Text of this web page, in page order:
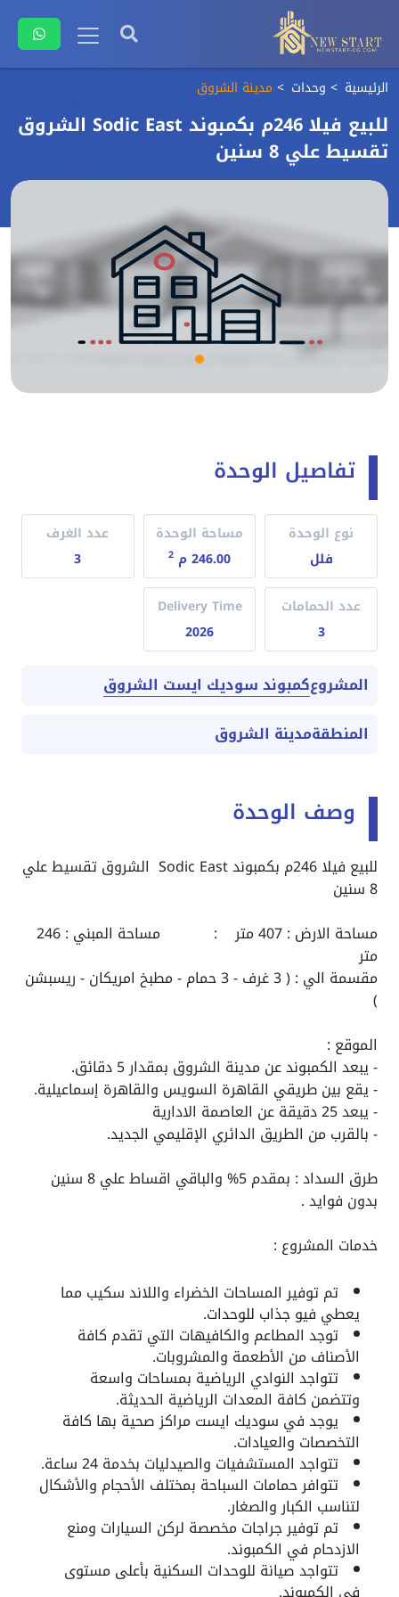
الرئيسية وحدات مدينة الشروق
للبيع فيلا 246م بكمبوند Sodic East الشروق
تقسيط علي 8 سنين
تفاصيل الوحدة
نوع الوحدة
فلل
مساحة الوحدة
246.00 م
2
عدد الغرف
3
عدد الحمامات
3
Delivery Time
2026
المشروعكمبوند سوديك ايست الشروق
المنطقةمدينة الشروق
وصف الوحدة
للبيع فيلا 246م بكمبوند Sodic East الشروق تقسيط علي
8 سنين
مساحة الارض : 407 متر : مساحة المبني : 246
متر
مقسمة الي : ( 3 غرف - 3 حمام - مطبخ امريكان - ريسبشن
)
الموقع :
- يبعد الكمبوند عن مدينة الشروق بمقدار 5 دقائق.
- يقع بين طريقي القاهرة السويس والقاهرة إسماعيلية.
- يبعد 25 دقيقة عن العاصمة الادارية
- بالقرب من الطريق الدائري الإقليمي الجديد.
طرق السداد : بمقدم 5% والباقي اقساط علي 8 سنين
بدون فوايد .
خدمات المشروع :
تم توفير المساحات الخضراء واللاند سكيب مما
يعطي فيو جذاب للوحدات.
توجد المطاعم والكافيهات التي تقدم كافة
الأصناف من الأطعمة والمشروبات.
تتواجد النوادي الرياضية بمساحات واسعة
وتتضمن كافة المعدات الرياضية الحديثة.
يوجد في سوديك ايست مراكز صحية بها كافة
التخصصات والعيادات.
تتواجد المستشفيات والصيدليات بخدمة 24 ساعة.
تتوافر حمامات السباحة بمختلف الأحجام والأشكال
لتناسب الكبار والصغار.
تم توفير جراجات مخصصة لركن السيارات ومنع
الازدحام في الكمبوند.
تتواجد صيانة للوحدات السكنية بأعلى مستوى